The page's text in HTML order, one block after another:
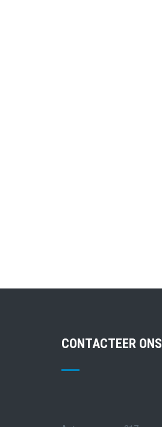
CONTACTEER ONS